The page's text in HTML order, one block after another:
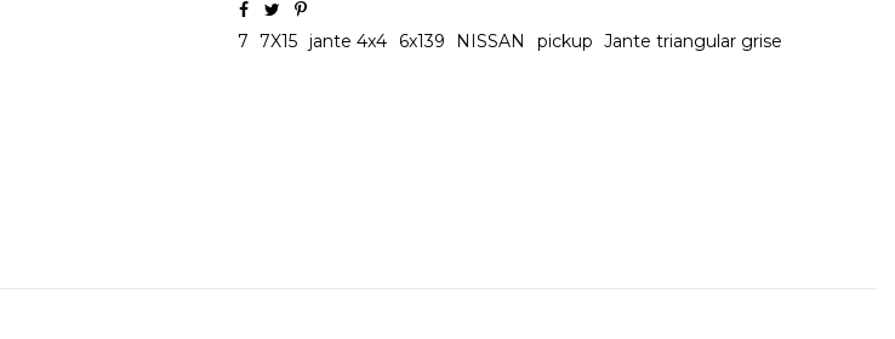
7 7X15 jante 4x4 6x139 NISSAN pickup Jante triangular grise